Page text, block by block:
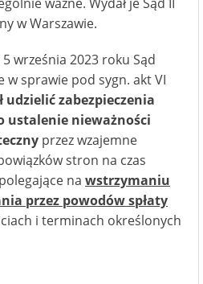
w Warszawie.
września 2023 roku Sąd
w sprawie pod sygn. akt VI
udzielić zabezpieczenia
ustalenie nieważności
przez wzajemne
stron na czas
na wstrzymaniu
przez powodów spłaty
i terminach określonych